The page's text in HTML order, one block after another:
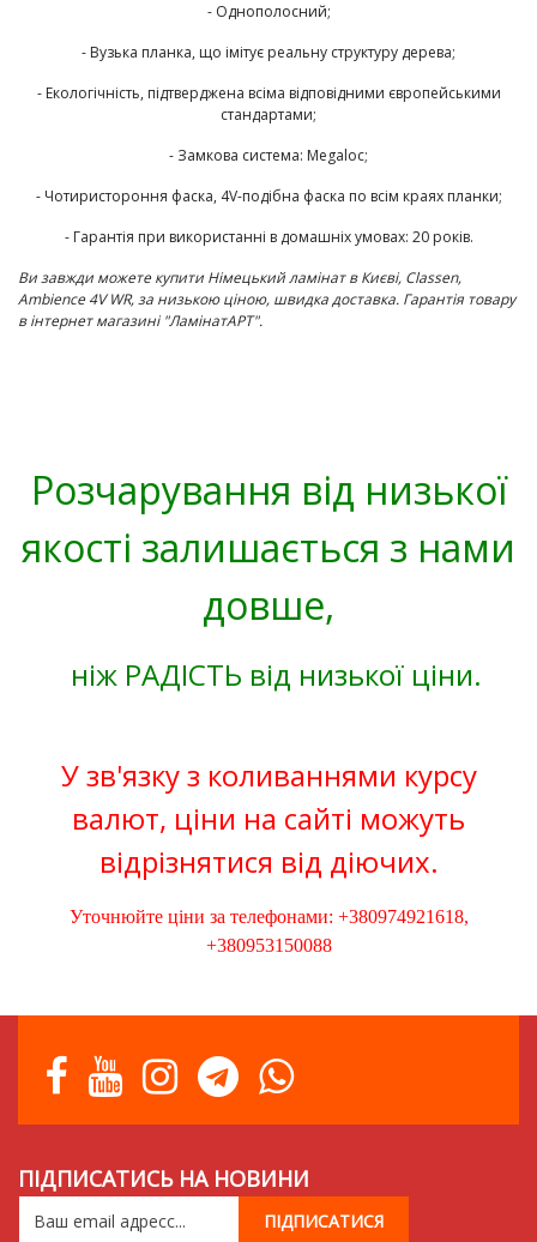
- Однополосний;
- Вузька планка, що імітує реальну структуру дерева;
- Екологічність, підтверджена всіма відповідними європейськими
стандартами;
- Замкова система: Megaloc;
- Чотиристороння фаска, 4V-подібна фаска по всім краях планки;
- Гарантія при використанні в домашніх умовах: 20 років.
Ви завжди можете купити Німецький ламінат в Києві, Classen,
Ambience 4V WR,за низькою ціною, швидка доставка. Гарантія товару
в інтернет магазині "ЛамінатАРТ".
Розчарування від низької
якості залишається з нами
довше,
ніж РАДІСТЬ від низької ціни.
У зв'язку з коливаннями курсу
валют, ціни на сайті можуть
відрізнятися від діючих.
Уточнюйте ціни за телефонами: +380974921618,
+380953150088
ПІДПИСАТИСЬ НА НОВИНИ